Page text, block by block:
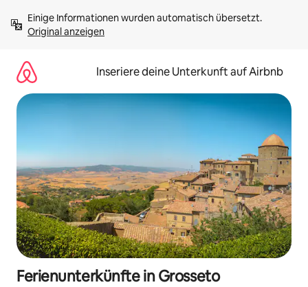
Inhalten
springenOriginal anzeigen
Inseriere deine Unterkunft auf Airbnb
Ferienunterkünfte in Grosseto